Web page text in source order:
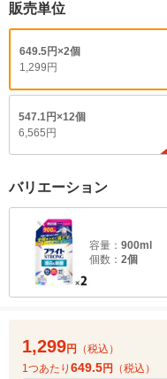
販売単位
649.5円×2個
1,299円
547.1円×12個
6,565円
バリエーション
容量： 900ml
個数： 2個
1,299円
（税込）
1つあたり 649.5円 （税込）